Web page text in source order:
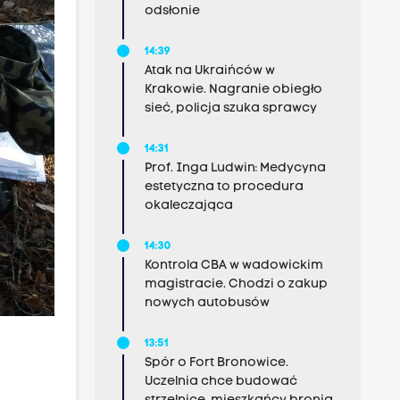
odsłonie
14:39
Atak na Ukraińców w
Krakowie. Nagranie obiegło
sieć, policja szuka sprawcy
14:31
Prof. Inga Ludwin: Medycyna
estetyczna to procedura
okaleczająca
14:30
Kontrola CBA w wadowickim
magistracie. Chodzi o zakup
nowych autobusów
13:51
Spór o Fort Bronowice.
Uczelnia chce budować